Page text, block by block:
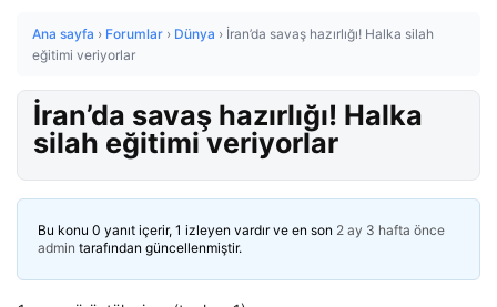
Ana sayfa › Forumlar › Dünya › İran’da savaş hazırlığı! Halka silah
eğitimi veriyorlar
İran’da savaş hazırlığı! Halka
silah eğitimi veriyorlar
Bu konu 0 yanıt içerir, 1 izleyen vardır ve en son 2 ay 3 hafta önce
admin tarafından güncellenmiştir.